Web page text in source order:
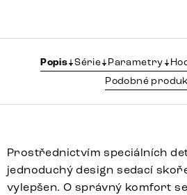
Popis Série Parametry
Podobné
Prostřednictvím speciálních
jednoduchý design sedací
vylepšen. O správný komfort